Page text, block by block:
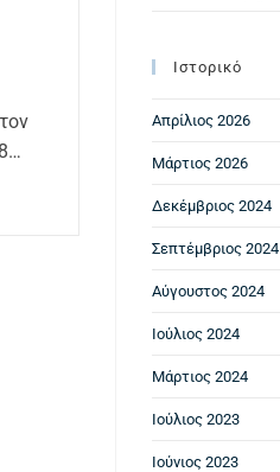
Ιστορικό
Απρίλιος 2026
Μάρτιος 2026
Δεκέμβριος 2024
Σεπτέμβριος 2024
Αύγουστος 2024
Ιούλιος 2024
Μάρτιος 2024
Ιούλιος 2023
Ιούνιος 2023